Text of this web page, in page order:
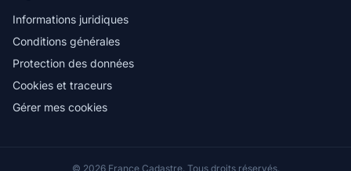
Informations juridiques
Conditions générales
Protection des données
Cookies et traceurs
Gérer mes cookies
© 2026 France Cadastre. Tous droits réservés.